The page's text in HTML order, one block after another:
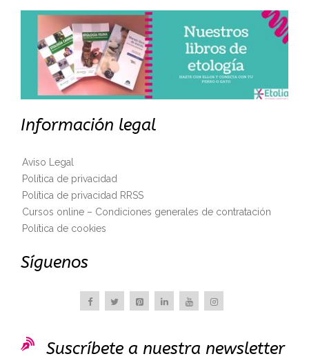
Información legal
Aviso Legal
Política de privacidad
Política de privacidad RRSS
Cursos online – Condiciones generales de contratación
Política de cookies
Síguenos
 Suscríbete a nuestra newsletter